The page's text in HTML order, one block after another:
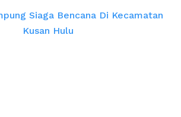
Siaga Bencana Di Kecamatan
Kusan Hulu